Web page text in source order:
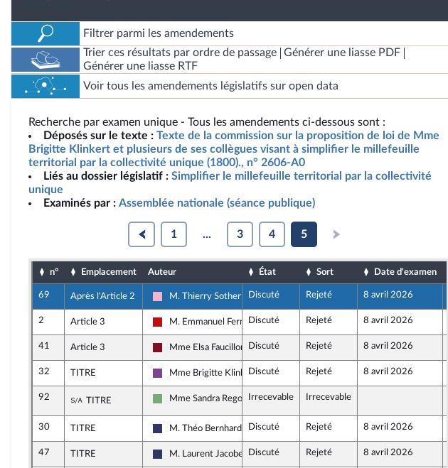
Filtrer parmi les amendements
Trier ces résultats par ordre de passage
Générer une liasse PDF
Générer une liasse RTF
Voir tous les amendements législatifs sur open data
Recherche par examen unique - Tous les amendements ci-dessous sont :
Déposés sur le texte : Texte de la commission sur la proposition de loi de Mme
Brigitte Klinkert et plusieurs de ses collègues visant à simplifier le millefeuille
territorial par la collectivité unique (1800)., n° 2606-A0
Liés au dossier législatif : Simplifier le millefeuille territorial par la collectivité
unique
Examinés par : Assemblée nationale (séance publique)
1 ... 3 4 5
n° Emplacement Auteur État Sort Date d'examen
69 Après l'Article 2
Socialistes et apparentés
M. Thierry Sother Discuté Rejeté 8 avril 2026
2 Article 3
La France insoumise - Nouveau Front Populaire
M. Emmanuel Fernandes
Discuté Rejeté 8 avril 2026
41 Article 3
Gauche Démocrate et Républicaine
Mme Elsa Faucillon Discuté Rejeté 8 avril 2026
32 TITRE
Ensemble pour la République
Mme Brigitte KlinkertDiscuté Rejeté 8 avril 2026
92 Sous-amendement de l'amendement n°32
TITRE Écologiste et Social
Mme Sandra Regol Irrecevable Irrecevable
30 TITRE
Rassemblement National
M. Théo Bernhardt Discuté Rejeté 8 avril 2026
47 TITRE
Rassemblement National
M. Laurent JacobelliDiscuté Rejeté 8 avril 2026